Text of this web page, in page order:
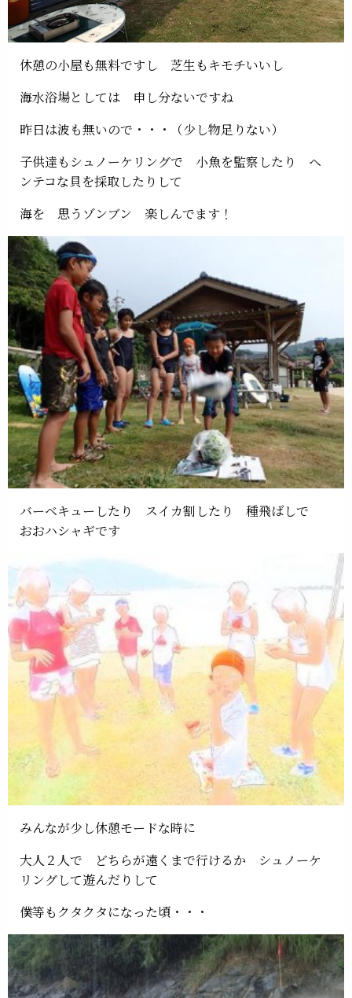
休憩の小屋も無料ですし 芝生もキモチいいし
海水浴場としては 申し分ないですね
昨日は波も無いので・・・（少し物足りない）
子供達もシュノーケリングで 小魚を監察したり ヘ
ンテコな貝を採取したりして
海を 思うゾンブン 楽しんでます！
バーベキューしたり スイカ割したり 種飛ばしで
おおハシャギです
みんなが少し休憩モードな時に
大人２人で どちらが遠くまで行けるか シュノーケ
リングして遊んだりして
僕等もクタクタになった頃・・・